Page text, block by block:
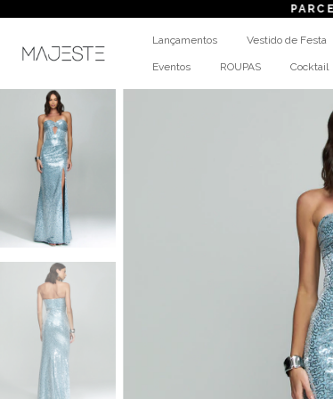
Lançamentos Vestido de Festa
Eventos ROUPAS Cocktail